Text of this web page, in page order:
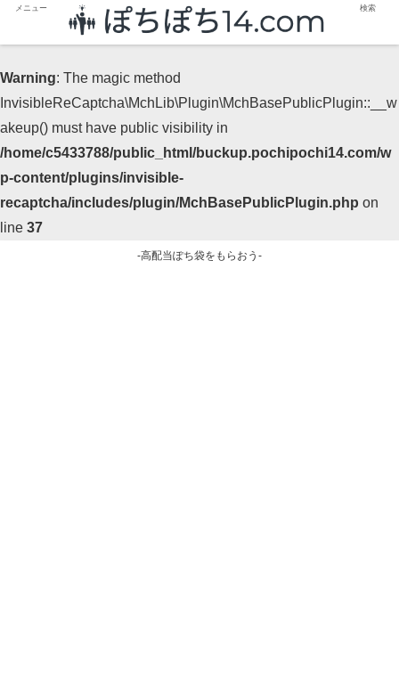
Warning: The magic method
InvisibleReCaptcha\MchLib\Plugin\MchBasePublicPlugin::__w
akeup() must have public visibility in
/home/c5433788/public_html/buckup.pochipochi14.com/w
p-content/plugins/invisible-
recaptcha/includes/plugin/MchBasePublicPlugin.php on
line 37
-高配当ぽち袋をもらおう-
メニュー 検索